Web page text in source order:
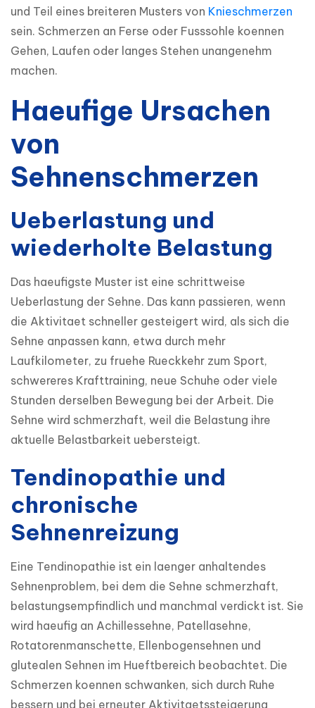
und Teil eines breiteren Musters von Knieschmerzen
sein. Schmerzen an Ferse oder Fusssohle koennen
Gehen, Laufen oder langes Stehen unangenehm
machen.
Haeufige Ursachen
von
Sehnenschmerzen
Ueberlastung und
wiederholte Belastung
Das haeufigste Muster ist eine schrittweise
Ueberlastung der Sehne. Das kann passieren, wenn
die Aktivitaet schneller gesteigert wird, als sich die
Sehne anpassen kann, etwa durch mehr
Laufkilometer, zu fruehe Rueckkehr zum Sport,
schwereres Krafttraining, neue Schuhe oder viele
Stunden derselben Bewegung bei der Arbeit. Die
Sehne wird schmerzhaft, weil die Belastung ihre
aktuelle Belastbarkeit uebersteigt.
Tendinopathie und
chronische
Sehnenreizung
Eine Tendinopathie ist ein laenger anhaltendes
Sehnenproblem, bei dem die Sehne schmerzhaft,
belastungsempfindlich und manchmal verdickt ist. Sie
wird haeufig an Achillessehne, Patellasehne,
Rotatorenmanschette, Ellenbogensehnen und
glutealen Sehnen im Hueftbereich beobachtet. Die
Schmerzen koennen schwanken, sich durch Ruhe
bessern und bei erneuter Aktivitaetssteigerung